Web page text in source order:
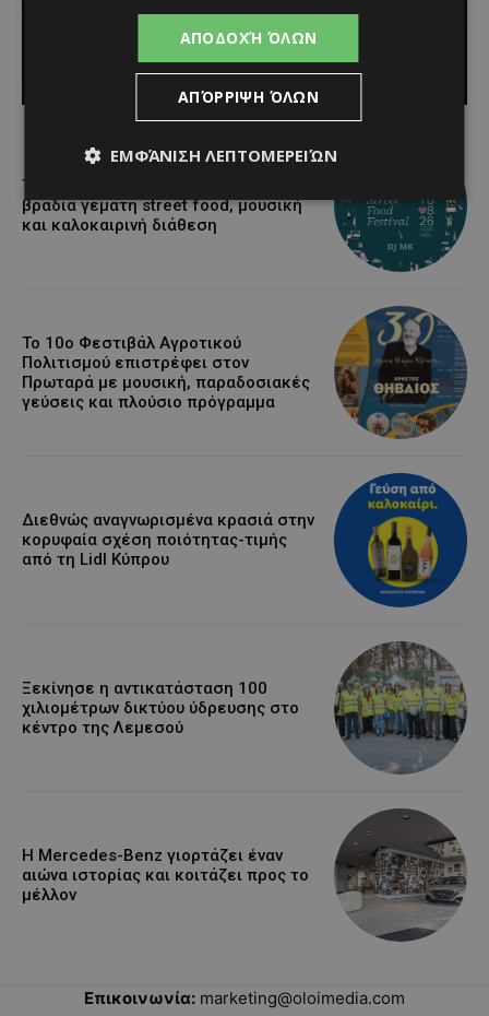
σου και θέα τις Περσείδες
Κατερίνα Χριστοφή - August 7, 2026
Τα Λεύκαρα ετοιμάζονται για μία
βραδιά γεμάτη street food, μουσική
και καλοκαιρινή διάθεση
Το 10ο Φεστιβάλ Αγροτικού
Πολιτισμού επιστρέφει στον
Πρωταρά με μουσική, παραδοσιακές
γεύσεις και πλούσιο πρόγραμμα
Διεθνώς αναγνωρισμένα κρασιά στην
κορυφαία σχέση ποιότητας-τιμής
από τη Lidl Κύπρου
Ξεκίνησε η αντικατάσταση 100
χιλιομέτρων δικτύου ύδρευσης στο
κέντρο της Λεμεσού
Η Mercedes-Benz γιορτάζει έναν
αιώνα ιστορίας και κοιτάζει προς το
μέλλον
Επικοινωνία: marketing@oloimedia.com
ΑΠΟΔΟΧΉ ΌΛΩΝ
ΑΠΌΡΡΙΨΗ ΌΛΩΝ
ΕΜΦΆΝΙΣΗ ΛΕΠΤΟΜΕΡΕΙΏΝ